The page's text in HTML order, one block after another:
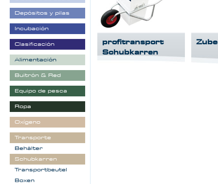
profitransport
Schubkarren
Depósitos y pilas
Incubación
Clasificación
Alimentación
Buitrón & Red
Equipo de pesca
Ropa
Oxígeno
Transporte
Behälter
Schubkarren
Transportbeutel
Boxen